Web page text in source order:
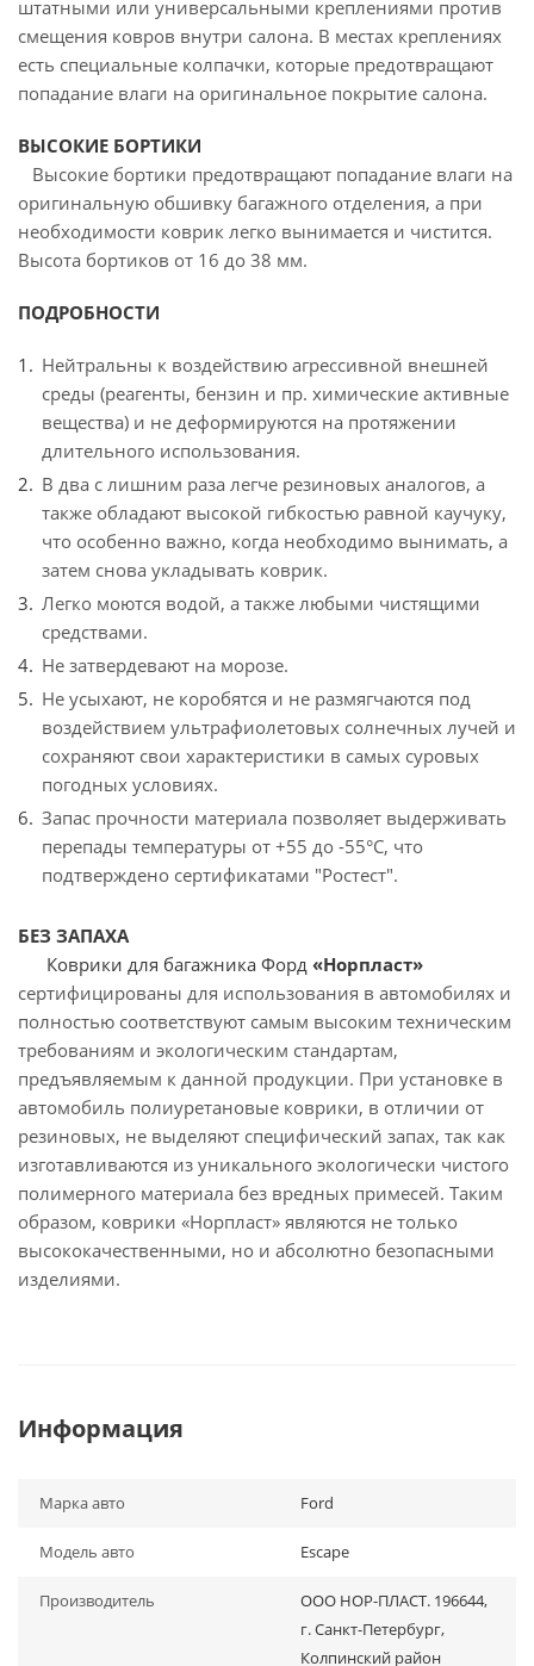
штатными или универсальными креплениями против
смещения ковров внутри салона. В местах креплениях
есть специальные колпачки, которые предотвращают
попадание влаги на оригинальное покрытие салона.
ВЫСОКИЕ БОРТИКИ
Высокие бортики предотвращают попадание влаги на
оригинальную обшивку багажного отделения, а при
необходимости коврик легко вынимается и чистится.
Высота бортиков от 16 до 38 мм.
ПОДРОБНОСТИ
Нейтральны к воздействию агрессивной внешней
среды (реагенты, бензин и пр. химические активные
вещества) и не деформируются на протяжении
длительного использования.
В два с лишним раза легче резиновых аналогов, а
также обладают высокой гибкостью равной каучуку,
что особенно важно, когда необходимо вынимать, а
затем снова укладывать коврик.
Легко моются водой, а также любыми чистящими
средствами.
Не затвердевают на морозе.
Не усыхают, не коробятся и не размягчаются под
воздействием ультрафиолетовых солнечных лучей и
сохраняют свои характеристики в самых суровых
погодных условиях.
Запас прочности материала позволяет выдерживать
перепады температуры от +55 до -55°C, что
подтверждено сертификатами "Ростест".
БЕЗ ЗАПАХА
Коврики для багажника Форд «Норпласт»
сертифицированы для использования в автомобилях и
полностью соответствуют самым высоким техническим
требованиям и экологическим стандартам,
предъявляемым к данной продукции. При установке в
автомобиль полиуретановые коврики, в отличии от
резиновых, не выделяют специфический запах, так как
изготавливаются из уникального экологически чистого
полимерного материала без вредных примесей. Таким
образом, коврики «Норпласт» являются не только
высококачественными, но и абсолютно безопасными
изделиями.
Информация
Марка авто Ford
Модель авто Escape
Производитель
ООО НОР-ПЛАСТ. 196644,
г. Санкт-Петербург,
Колпинский район